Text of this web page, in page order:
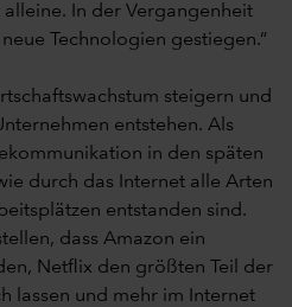
alleine. In der Vergangenheit
Technologien gestiegen.“
steigern und
entstehen. Als
in den späten
durch das Internet alle Arten
entstanden sind.
dass Amazon ein
Netflix den größten Teil der
lassen und mehr im Internet